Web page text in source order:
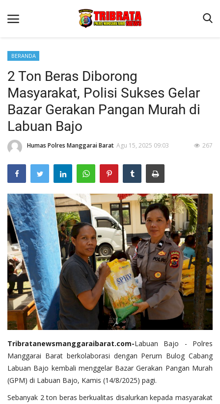
Beranda
Binkam
Terms & Conditions
Reskrim
Lantas
Polisi Kita
Mitra Polisi
Giat Ops
BERANDA
2 Ton Beras Diborong
Masyarakat, Polisi Sukses Gelar
Bazar Gerakan Pangan Murah di
Labuan Bajo
Humas Polres Manggarai Barat Agu 15, 2025 09:03 267
Tribratanewsmanggaraibarat.com-Labuan Bajo - Polres
Manggarai Barat berkolaborasi dengan Perum Bulog Cabang
Labuan Bajo kembali menggelar Bazar Gerakan Pangan Murah
(GPM) di Labuan Bajo, Kamis (14/8/2025) pagi.
Sebanyak 2 ton beras berkualitas disalurkan kepada masyarakat